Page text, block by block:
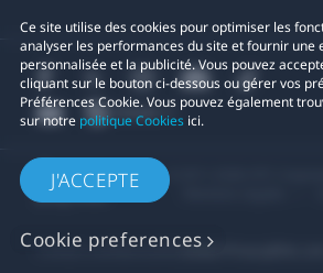
Ce site utilise des cookies pour optimiser les
analyser les performances du site et fournir une
personnalisée et la publicité. Vous pouvez
cliquant sur le bouton ci-dessous ou gérer vos
Préférences Cookie. Vous pouvez également
sur notre politique Cookies ici.
J'ACCEPTE
Cookie preferences
© 2011-2026 HTC
Contact confidentialité:Global-Privacy@htc.com